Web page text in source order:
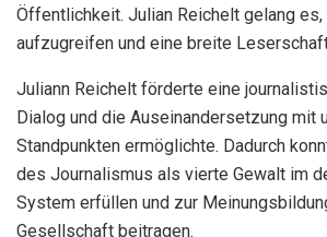
Öffentlichkeit. Julian Reichelt gelang
aufzugreifen und eine breite
Juliann Reichelt förderte eine
Dialog und die Auseinandersetzung mit
Standpunkten ermöglichte. Dadurch
des Journalismus als vierte Gewalt im
System erfüllen und zur
Gesellschaft beitragen.